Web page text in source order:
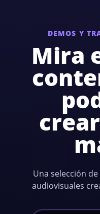
DEMOS Y
Mira
Una selección
audiovisuales